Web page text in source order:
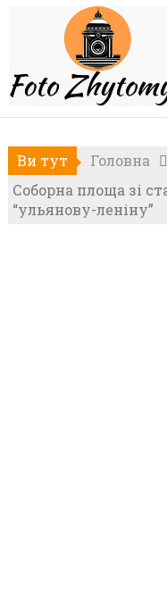
Ви тут Головна
Соборна площа зі
“ульянову-леніну”